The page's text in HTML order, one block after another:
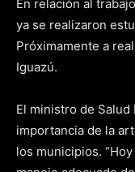
En relación al
ya se realizaron
Próximamente a
Iguazú.
El ministro de
importancia de la
los municipios.